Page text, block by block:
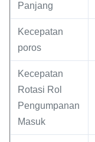
Panjang
Kecepatan
poros
Kecepatan
Rotasi Rol
Pengumpanan
Masuk